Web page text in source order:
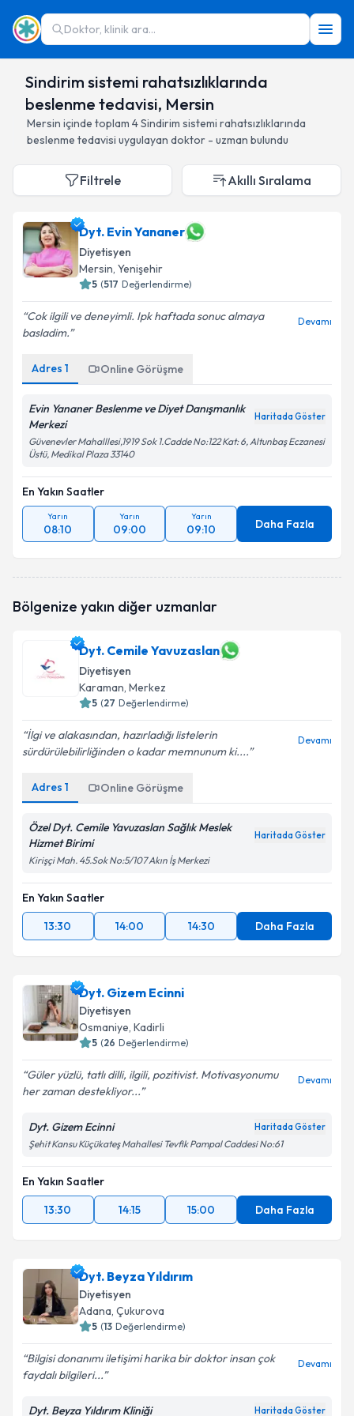
Doktor, klinik ara...
Sindirim sistemi rahatsızlıklarında
beslenme tedavisi, Mersin
Mersin içinde toplam 4Sindirim sistemi rahatsızlıklarında
beslenme tedavisi uygulayan doktor - uzman bulundu
Filtrele Akıllı Sıralama
Dyt. Evin Yananer
Diyetisyen
Mersin, Yenişehir
5 (517 Değerlendirme)
Cok ilgili ve deneyimli. Ipk haftada sonuc almaya
basladim.
Devamı
Adres 1 Online Görüşme
Evin Yananer Beslenme ve Diyet Danışmanlık
Merkezi
Haritada Göster
Güvenevler Mahalllesi,1919 Sok 1.Cadde No:122 Kat: 6, Altunbaş Eczanesi
Üstü, Medikal Plaza 33140
En Yakın Saatler
Yarın
08:10
Yarın
09:00
Yarın
09:10 Daha Fazla
Bölgenize yakın diğer uzmanlar
Dyt. Cemile Yavuzaslan
Diyetisyen
Karaman, Merkez
5 (27 Değerlendirme)
İlgi ve alakasından, hazırladığı listelerin
sürdürülebilirliğinden o kadar memnunum ki....
Devamı
Adres 1 Online Görüşme
Özel Dyt. Cemile Yavuzaslan Sağlık Meslek
Hizmet Birimi
Haritada Göster
Kirişçi Mah. 45.Sok No:5/107 Akın İş Merkezi
En Yakın Saatler
13:30
14:00 14:30 Daha Fazla
Dyt. Gizem Ecinni
Diyetisyen
Osmaniye, Kadirli
5 (26 Değerlendirme)
Güler yüzlü, tatlı dilli, ilgili, pozitivist. Motivasyonumu
her zaman destekliyor...
Devamı
Dyt. Gizem Ecinni Haritada Göster
Şehit Kansu Küçükateş Mahallesi Tevfik Pampal Caddesi No:61
En Yakın Saatler
13:30
14:15 15:00 Daha Fazla
Dyt. Beyza Yıldırım
Diyetisyen
Adana, Çukurova
5 (13 Değerlendirme)
Bilgisi donanımı iletişimi harika bir doktor insan çok
faydalı bilgileri...
Devamı
Dyt. Beyza Yıldırım Kliniği Haritada Göster